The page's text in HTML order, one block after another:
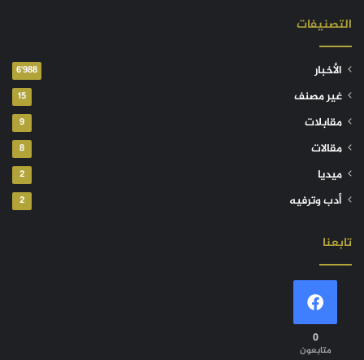
التصنيفات
الأخبار 6٬988
غير مصنف 15
مقابلات 9
مقالات 8
ميديا 2
أدب وترفيه 2
تابعنا
0
متابعون